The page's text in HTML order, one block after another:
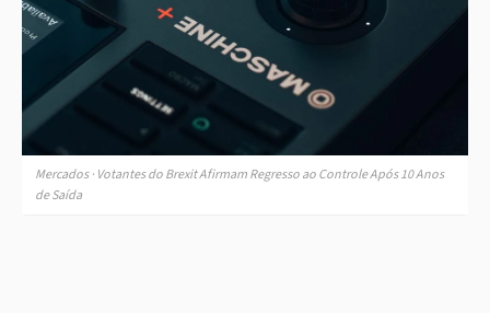
Mercados · Votantes do Brexit Afirmam Regresso ao Controle Após 10 Anos
de Saída